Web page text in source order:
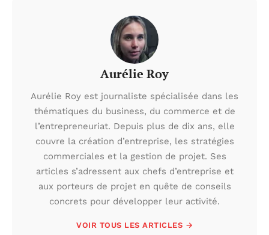
Aurélie Roy
Aurélie Roy est journaliste spécialisée dans les
thématiques du business, du commerce et de
l’entrepreneuriat. Depuis plus de dix ans, elle
couvre la création d’entreprise, les stratégies
commerciales et la gestion de projet. Ses
articles s’adressent aux chefs d’entreprise et
aux porteurs de projet en quête de conseils
concrets pour développer leur activité.
VOIR TOUS LES ARTICLES →